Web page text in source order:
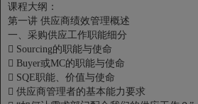
课程大纲：
第一讲 供应商绩效管理概述
一、采购供应工作职能细分
 Sourcing的职能与使命
 Buyer或MC的职能与使命
 SQE职能、价值与使命
 供应商管理者的基本能力要求